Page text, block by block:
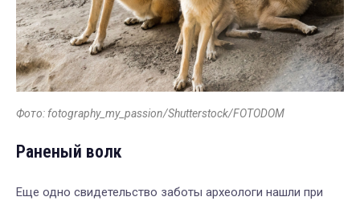
Фото: fotography_my_passion/Shutterstock/FOTODOM
Раненый волк
Еще одно свидетельство заботы археологи нашли при